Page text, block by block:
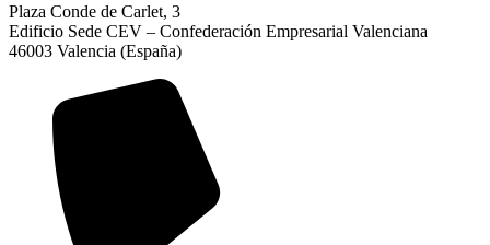
Plaza Conde de Carlet, 3
Edificio Sede CEV – Confederación Empresarial Valenciana
46003 Valencia (España)